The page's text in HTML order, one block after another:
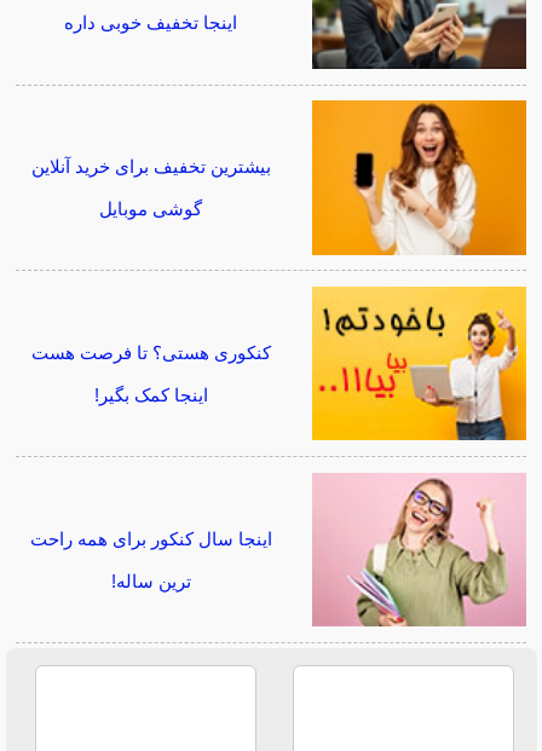
اینجا تخفیف خوبی داره
بیشترین تخفیف برای خرید آنلاین
گوشی موبایل
کنکوری هستی؟ تا فرصت هست
اینجا کمک بگیر!
اینجا سال کنکور برای همه راحت
ترین ساله!